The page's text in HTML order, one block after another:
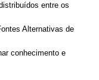
entre os
Alternativas de
conhecimento e